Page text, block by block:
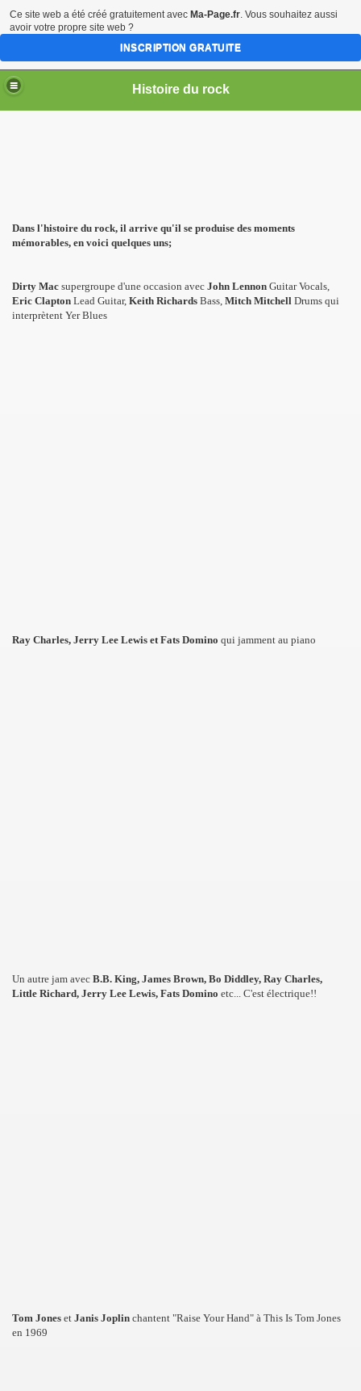
Histoire du rock
Dans l'histoire du rock, il arrive qu'il se produise des moments
mémorables, en voici quelques uns;
Dirty Mac supergroupe d'une occasion avec John Lennon Guitar Vocals,
Eric Clapton Lead Guitar, Keith Richards Bass, Mitch Mitchell Drums qui
interprètent Yer Blues
Ray Charles, Jerry Lee Lewis et Fats Domino qui jamment au piano
Un autre jam avec B.B. King, James Brown, Bo Diddley, Ray Charles,
Little Richard, Jerry Lee Lewis, Fats Domino etc... C'est électrique!!
Tom Jones et Janis Joplin chantent "Raise Your Hand" à This Is Tom Jones
en 1969
Ce site web a été créé gratuitement avec Ma-Page.fr. Vous souhaitez aussi
avoir votre propre site web ?
INSCRIPTION GRATUITE